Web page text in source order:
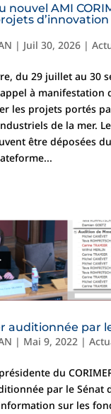
AMI
| Juil 30, 2026|
du 29 juillet au 30
à manifestation
les projets portés
de la mer.
être déposées
auditionnée par
| Mai 9, 2022|
du
par le Sénat
sur les